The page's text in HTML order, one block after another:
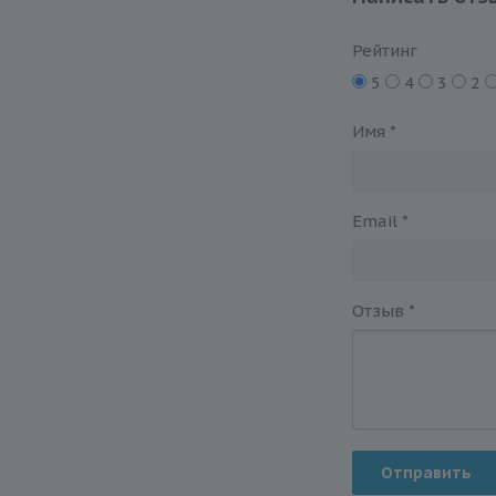
Рейтинг
5
4 3 2
Имя *
Email *
Отзыв *
Отправить